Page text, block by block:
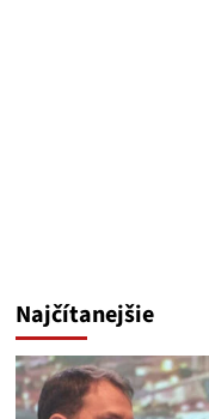
Najčítanejšie